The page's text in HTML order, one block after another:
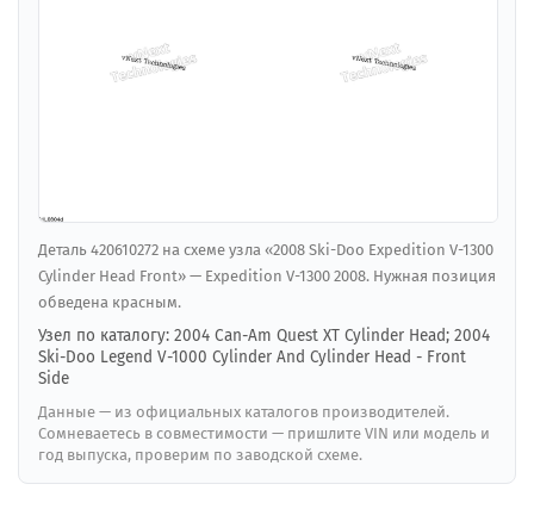
Деталь 420610272 на схеме узла «2008 Ski-Doo Expedition V-1300
Cylinder Head Front» — Expedition V-1300 2008. Нужная позиция
обведена красным.
Узел по каталогу: 2004 Can-Am Quest XT Cylinder Head; 2004
Ski-Doo Legend V-1000 Cylinder And Cylinder Head - Front
Side
Данные — из официальных каталогов производителей.
Сомневаетесь в совместимости — пришлите VIN или модель и
год выпуска, проверим по заводской схеме.